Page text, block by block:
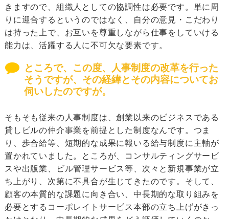
きますので、組織人としての協調性は必要です。単に周
りに迎合するというのではなく、自分の意見・こだわり
は持った上で、お互いを尊重しながら仕事をしていける
能力は、活躍する人に不可欠な要素です。
ところで、この度、人事制度の改革を行った
そうですが、その経緯とその内容についてお
伺いしたのですが。
そもそも従来の人事制度は、創業以来のビジネスである
貸しビルの仲介事業を前提とした制度なんです。つま
り、歩合給等、短期的な成果に報いる給与制度に主軸が
置かれていました。ところが、コンサルティングサービ
スや出版業、ビル管理サービス等、次々と新規事業が立
ち上がり、次第に不具合が生じてきたのです。そして、
顧客の本質的な課題に向き合い、中長期的な取り組みを
必要とするコーポレイトサービス本部の立ち上げがきっ